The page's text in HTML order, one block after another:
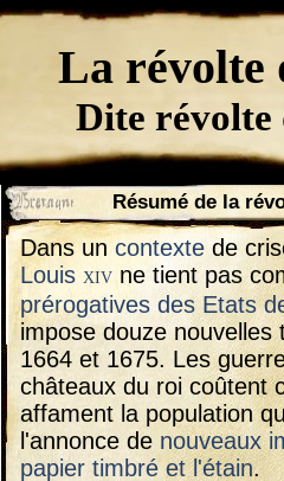
La révolte
Dite révolte
Résumé de la
Dans un contextede
Louis XIVne tient pas
prérogatives des Etats
impose douze nouvelles
1664 et 1675. Les
châteaux du roi coûtent
affament la population
l'annonce de nouveaux
papier timbré et l'étain.